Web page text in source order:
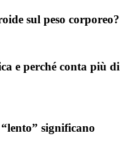
sul peso corporeo?
e perché conta più di
significano